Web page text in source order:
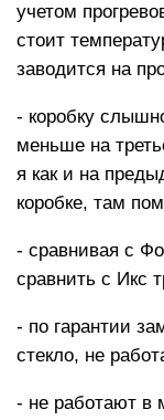
учетом
стоит
заводится на
- коробку
меньше на
я как и на
коробке, там
- сравнивая с
сравнить с Икс
- по гарантии
стекло, не
- не работают в